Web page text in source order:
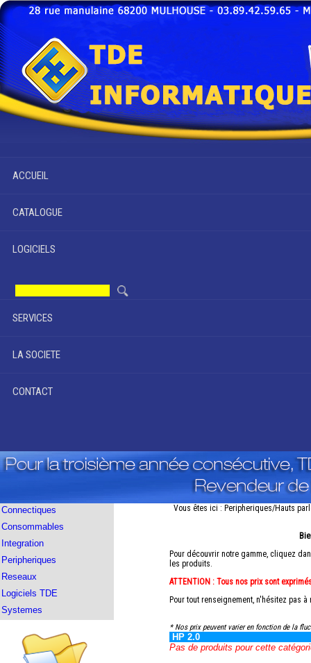
ACCUEIL
CATALOGUE
LOGICIELS
SERVICES
LA SOCIETE
CONTACT
Connectiques
Consommables
Integration
Peripheriques
Reseaux
Logiciels TDE
Systemes
Vous êtes ici : Peripheriques/Hauts
Pour découvrir notre gamme, cliquez
les produits.
ATTENTION : Tous nos prix sont
Pour tout renseignement, n'hésitez pas
* Nos prix peuvent varier en fonction de la
HP 2.0
Pas de produits pour cette